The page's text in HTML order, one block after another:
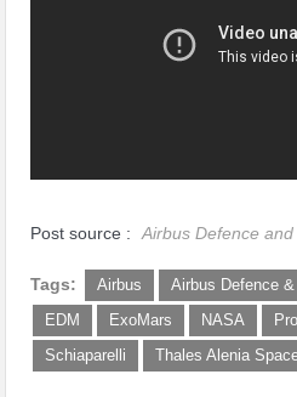
Post source : Airbus Defence and
Tags: Airbus Airbus Defence
EDM
ExoMars NASA
Schiaparelli
Thales Alenia